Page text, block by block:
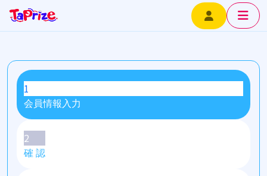
1
会員情報入力
2
確 認